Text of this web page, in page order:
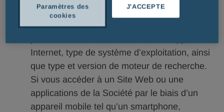
pages Internet ou applications, telle
qu’adresse du Protocole Internet (IP) utilisée
Internet, type de système d’exploitation, ainsi
que type et version de moteur de recherche.
Si vous accéder à un Site Web ou une
applications de la Société par le biais d’un
appareil mobile tel qu’un smartphone,
J'ACCEPTE
Paramètres des
cookies